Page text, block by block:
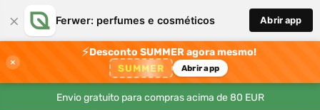
× Ferwer: perfumes e cosméticos Abrir app
×
⚡Desconto SUMMER agora mesmo!
SUMMER Abrir app
Envio gratuito para compras acima de 80 EUR